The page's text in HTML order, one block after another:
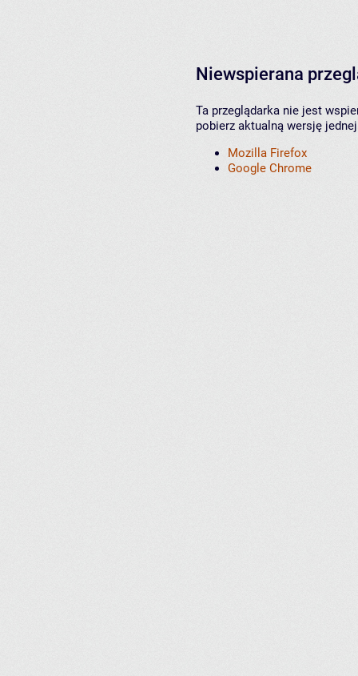
Niewspierana
Ta przeglądarka nie jest
pobierz aktualną wersję
Mozilla Firefox
Google Chrome